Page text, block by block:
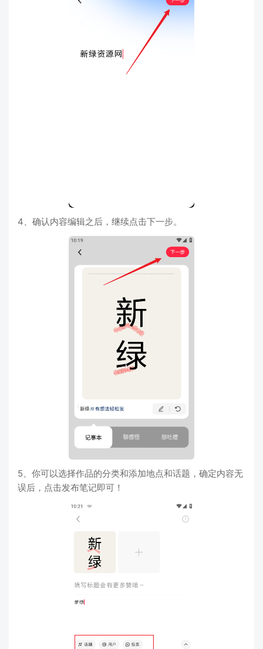
4、确认内容编辑之后，继续点击下一步。
5、你可以选择作品的分类和添加地点和话题，确定内容无
误后，点击发布笔记即可！